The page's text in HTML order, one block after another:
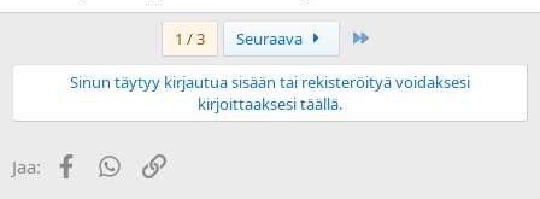
1 / 3 Seuraava
Sinun täytyy kirjautua sisään tai rekisteröityä voidaksesi
kirjoittaaksesi täällä.
Jaa: FacebookWhatsApp
Linkki